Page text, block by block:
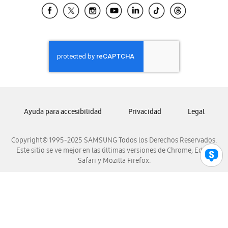
Samsung El Salvador
Samsung Honduras
Samsung Nicaragua
Samsung Panamá
Samsung Venezuela
Copyright© 1995-2025 SAMSUNG Todos los Derechos Reservados.
Este sitio se ve mejor en las últimas versiones de Chrome, Edge,
Safari y Mozilla Firefox.
Ayuda para accesibilidad Privacidad Legal